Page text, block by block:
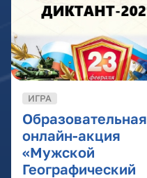
ИГРА
Образовательная
онлайн-акция
«Мужской
Географический